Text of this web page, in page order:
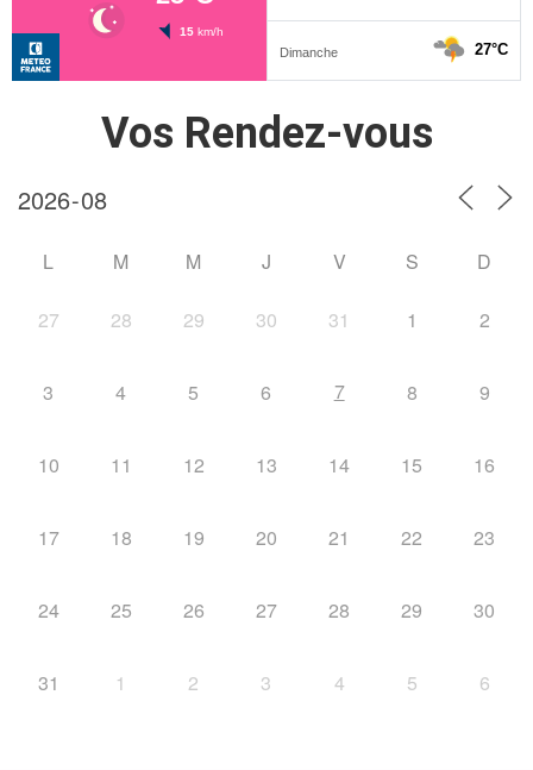
Vos Rendez-vous
L M M J V S D
27 28 29 30 31 1 2
3 4 5 6 7 8 9
10 11 12 13 14 15 16
17 18 19 20 21 22 23
24 25 26 27 28 29 30
31 1 2 3 4 5 6